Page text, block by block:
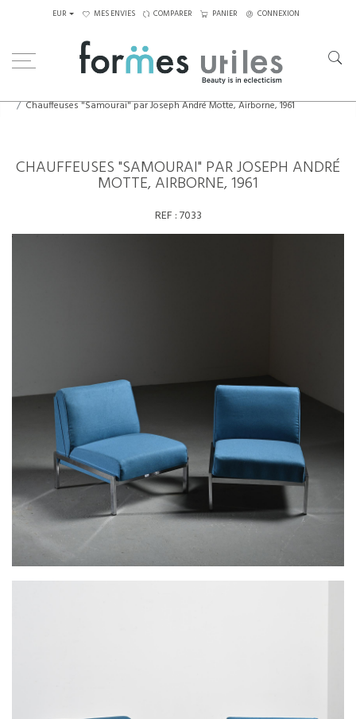
EUR MES ENVIES COMPARER PANIER CONNEXION
Chauffeuses "Samourai" par Joseph André Motte, Airborne, 1961
CHAUFFEUSES "SAMOURAI" PAR JOSEPH ANDRÉ
MOTTE, AIRBORNE, 1961
REF :7033